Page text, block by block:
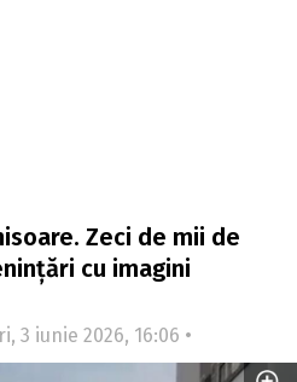
Zeci de mii de
cu imagini
3 iunie 2026, 16:06 •